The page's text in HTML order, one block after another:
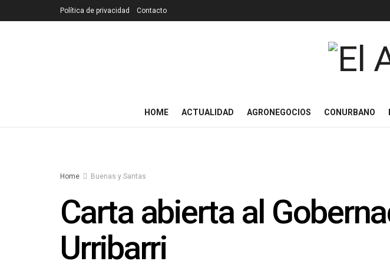
Política de privacidad Contacto
HOME ACTUALIDAD AGRONEGOCIOS CONURBANO
Home Buenas y Santas
Carta abierta al
Urribarri